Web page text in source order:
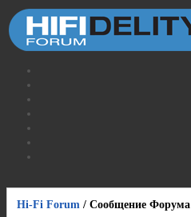
Hi-Fi Forum / Сообщение Форума